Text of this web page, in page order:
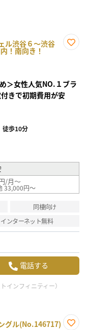
ル渋谷６～渋谷
！南向き！
＞女性人気NO.１ブラ
きで初期費用が安
徒歩10分
/月～
33,000円～
同棲向け
インターネット無料
電話する
インフィニティー）
グル(No.146717)